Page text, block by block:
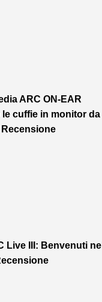
ARC ON-EAR
cuffie in monitor da
Live III: Benvenuti nel